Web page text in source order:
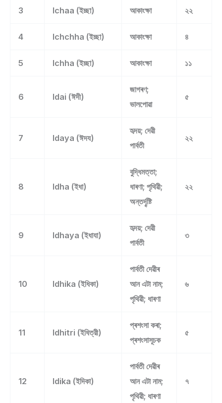
3 Ichaa (ইচ্ছা) আকাংক্ষা ২২
4 Ichchha (ইচ্ছা) আকাংক্ষা ৪
5 Ichha (ইচ্ছা) আকাংক্ষা ১১
6 Idai (ঈদী)
জাগৰণ;
ভালপোৱা
৫
7 Idaya (ঈদয)
হৃদয়; দেৱী
পাৰ্বতী
২২
8 Idha (ইধা)
বুদ্ধিমত্তা;
ধাৰণা; পৃথিৱী;
অন্তৰ্দৄষ্টি
২২
9 Idhaya (ইধাযা)
হৃদয়; দেৱী
পাৰ্বতী
৩
10 Idhika (ইধিকা)
পাৰ্বতী দেৱীৰ
আন এটা নাম;
পৃথিৱী; ধাৰণা
৬
11 Idhitri (ইধিত্রী)
প্ৰশংসা কৰা;
প্ৰশংসাসূচক
৫
12 Idika (ইদিকা)
পাৰ্বতী দেৱীৰ
আন এটা নাম;
পৃথিৱী; ধাৰণা
৭